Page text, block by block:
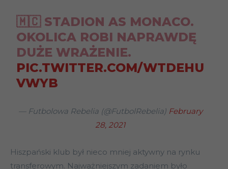
🇲🇨 STADION AS MONACO.
OKOLICA ROBI NAPRAWDĘ
DUŻE WRAŻENIE.
PIC.TWITTER.COM/WTDEHU
VWYB
— Futbolowa Rebelia (@FutbolRebelia) February
28, 2021
Hiszpański klub był nieco mniej aktywny na rynku
transferowym. Najważniejszym zadaniem było